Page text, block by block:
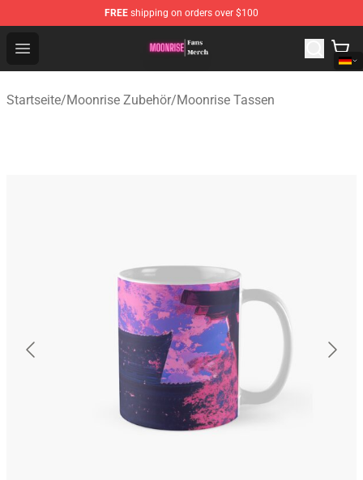
FREE shipping on orders over $100
Open menu
Moonrise Store - Official Moonrise Merchandise Shop
Startseite/Moonrise Zubehör/Moonrise Tassen